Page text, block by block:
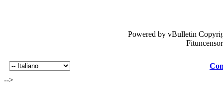
Powered by vBulletin
-->